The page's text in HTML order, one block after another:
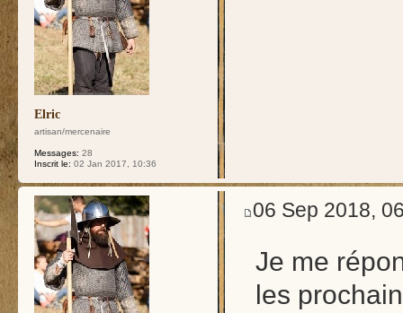
Elric
artisan/mercenaire
Messages: 28
Inscrit le: 02 Jan 2017, 10:36
06 Sep 2018,
Je me
les